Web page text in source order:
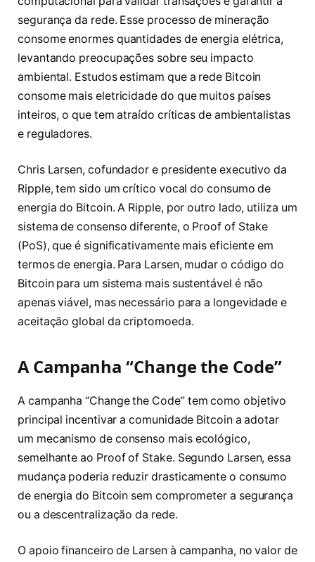
segurança da rede. Esse processo de mineração
consome enormes quantidades de energia elétrica,
levantando preocupações sobre seu impacto
ambiental. Estudos estimam que a rede Bitcoin
consome mais eletricidade do que muitos países
inteiros, o que tem atraído críticas de ambientalistas
e reguladores.
Chris Larsen, cofundador e presidente executivo da
Ripple, tem sido um crítico vocal do consumo de
energia do Bitcoin. A Ripple, por outro lado, utiliza um
sistema de consenso diferente, o Proof of Stake
(PoS), que é significativamente mais eficiente em
termos de energia. Para Larsen, mudar o código do
Bitcoin para um sistema mais sustentável é não
apenas viável, mas necessário para a longevidade e
aceitação global da criptomoeda.
A Campanha “Change the Code”
A campanha “Change the Code” tem como objetivo
principal incentivar a comunidade Bitcoin a adotar
um mecanismo de consenso mais ecológico,
semelhante ao Proof of Stake. Segundo Larsen, essa
mudança poderia reduzir drasticamente o consumo
de energia do Bitcoin sem comprometer a segurança
ou a descentralização da rede.
O apoio financeiro de Larsen à campanha, no valor de